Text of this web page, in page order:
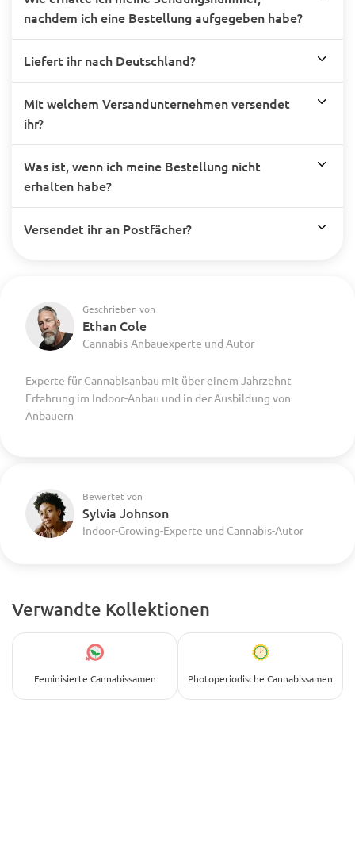
nachdem ich eine Bestellung aufgegeben habe?
Liefert ihr nach Deutschland?
Mit welchem Versandunternehmen versendet
ihr?
Was ist, wenn ich meine Bestellung nicht
erhalten habe?
Versendet ihr an Postfächer?
Geschrieben von
Ethan Cole
Cannabis-Anbauexperte und Autor
Experte für Cannabisanbau mit über einem Jahrzehnt
Erfahrung im Indoor-Anbau und in der Ausbildung von
Anbauern
Bewertet von
Sylvia Johnson
Indoor-Growing-Experte und Cannabis-Autor
Verwandte Kollektionen
Feminisierte Cannabissamen Photoperiodische Cannabissamen